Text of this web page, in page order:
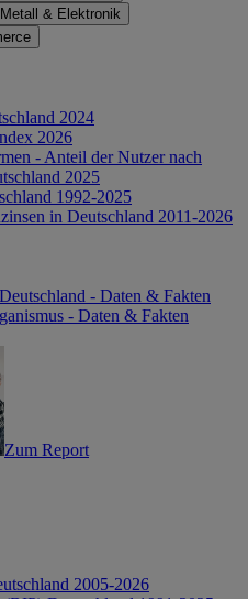
Metall & Elektronik
2024
2026
- Anteil der Nutzer nach
2025
1992-2025
in Deutschland 2011-2026
- Daten & Fakten
- Daten & Fakten
Zum Report
2005-2026